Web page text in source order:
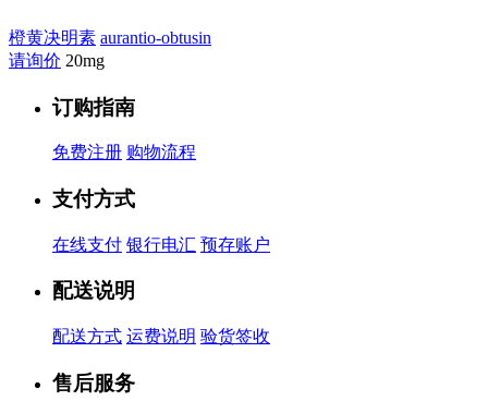
橙黄决明素 aurantio-obtusin
请询价 20mg
订购指南
免费注册 购物流程
支付方式
在线支付 银行电汇 预存账户
配送说明
配送方式 运费说明 验货签收
售后服务